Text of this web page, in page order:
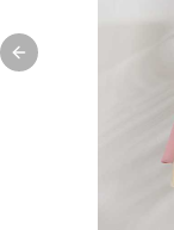
Previous slide